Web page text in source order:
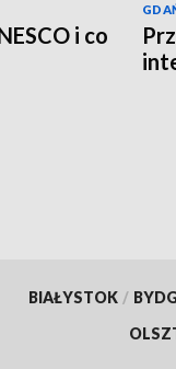
i co
BIAŁYSTOK /